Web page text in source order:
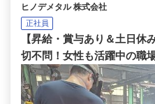
ヒノデメタル 株式会社
正社員
【昇給・賞与あり＆土日休
切不問！女性も活躍中の職